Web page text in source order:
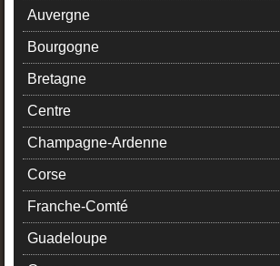
Auvergne
Bourgogne
Bretagne
Centre
Champagne-Ardenne
Corse
Franche-Comté
Guadeloupe